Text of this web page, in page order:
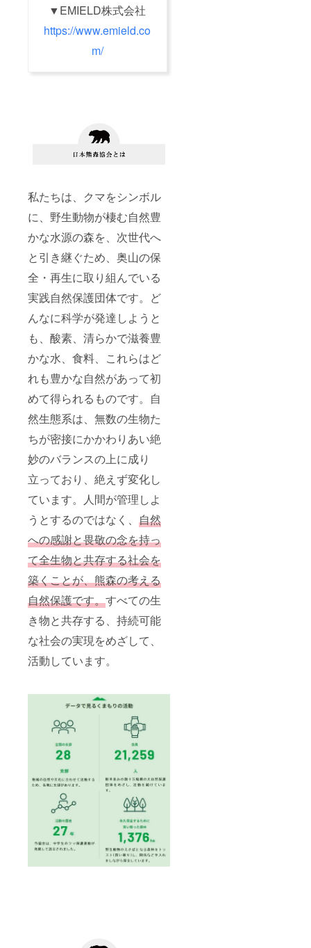
▼EMIELD株式会社
https://www.emield.co
m/
私たちは、クマをシンボル
に、野生動物が棲む自然豊
かな水源の森を、次世代へ
と引き継ぐため、奥山の保
全・再生に取り組んでいる
実践自然保護団体です。ど
んなに科学が発達しようと
も、酸素、清らかで滋養豊
かな水、食料、これらはど
れも豊かな自然があって初
めて得られるものです。自
然生態系は、無数の生物た
ちが密接にかかわりあい絶
妙のバランスの上に成り
立っており、絶えず変化し
ています。人間が管理しよ
うとするのではなく、 自然
への感謝と畏敬の念を持っ
て全生物と共存する社会を
築くことが、熊森の考える
自然保護です。すべての生
き物と共存する、持続可能
な社会の実現をめざして、
活動しています。